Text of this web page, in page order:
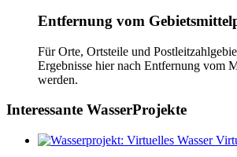
Entfernung vom
Für Orte, Ortsteile und
Ergebnisse hier nach Entfernung vom
werden.
Interessante WasserProjekte